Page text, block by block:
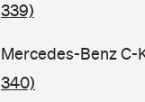
339)
Mercedes-Benz C-
340)